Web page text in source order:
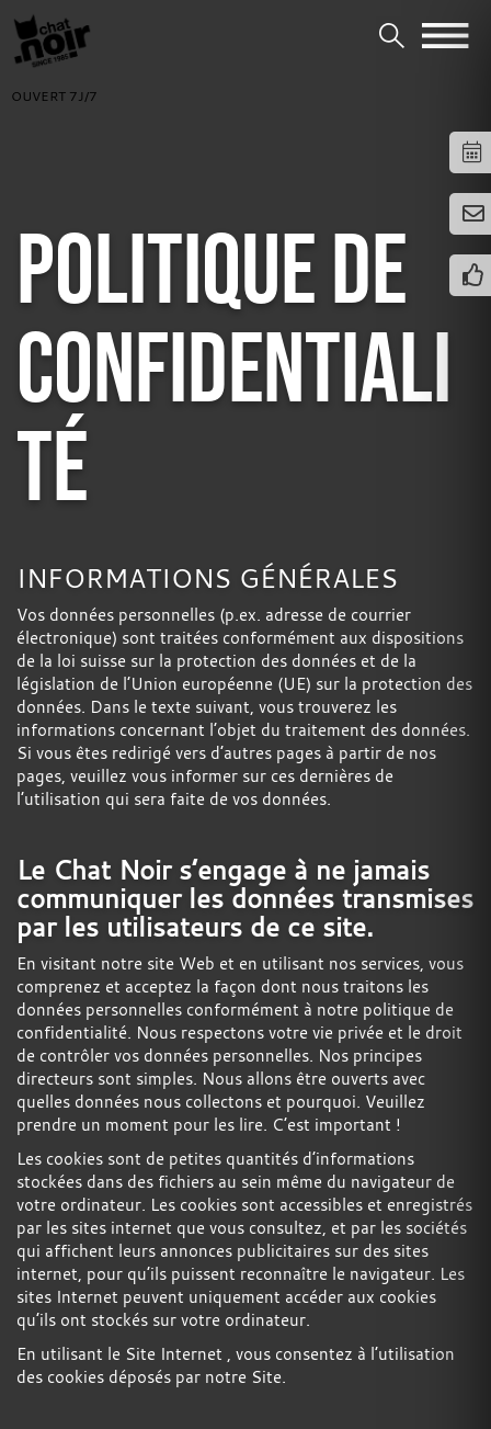
OUVERT 7J/7
POLITIQUE DE
CONFIDENTIALI
TÉ
INFORMATIONS GÉNÉRALES
Vos données personnelles (p.ex. adresse de courrier
électronique) sont traitées conformément aux dispositions
de la loi suisse sur la protection des données et de la
législation de l’Union européenne (UE) sur la protection des
données. Dans le texte suivant, vous trouverez les
informations concernant l’objet du traitement des données.
Si vous êtes redirigé vers d’autres pages à partir de nos
pages, veuillez vous informer sur ces dernières de
l’utilisation qui sera faite de vos données.
Le Chat Noir s’engage à ne jamais
communiquer les données transmises
par les utilisateurs de ce site.
En visitant notre site Web et en utilisant nos services, vous
comprenez et acceptez la façon dont nous traitons les
données personnelles conformément à notre politique de
confidentialité. Nous respectons votre vie privée et le droit
de contrôler vos données personnelles. Nos principes
directeurs sont simples. Nous allons être ouverts avec
quelles données nous collectons et pourquoi. Veuillez
prendre un moment pour les lire. C’est important !
Les cookies sont de petites quantités d’informations
stockées dans des fichiers au sein même du navigateur de
votre ordinateur. Les cookies sont accessibles et enregistrés
par les sites internet que vous consultez, et par les sociétés
qui affichent leurs annonces publicitaires sur des sites
internet, pour qu’ils puissent reconnaître le navigateur. Les
sites Internet peuvent uniquement accéder aux cookies
qu’ils ont stockés sur votre ordinateur.
En utilisant le Site Internet , vous consentez à l’utilisation
des cookies déposés par notre Site.